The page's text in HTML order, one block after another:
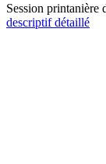
Session
descriptif détaillé